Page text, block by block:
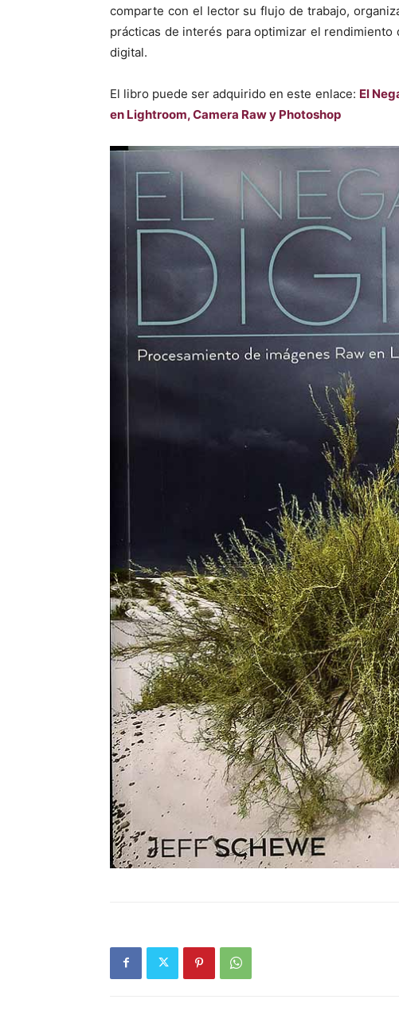
comparte con el lector su flujo de trabajo,
prácticas de interés para optimizar el
digital.
El libro puede ser adquirido en este enlace: El
en Lightroom, Camera Raw y Photoshop